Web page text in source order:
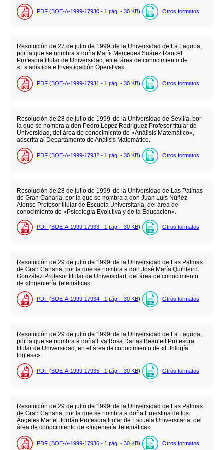
PDF (BOE-A-1999-17930 - 1 pág. - 30 KB) Otros formatos
Resolución de 27 de julio de 1999, de la Universidad de La Laguna,
por la que se nombra a doña María Mercedes Suárez Rancel
Profesora titular de Universidad, en el área de conocimiento de
«Estadísticia e Investigación Operativa».
PDF (BOE-A-1999-17931 - 1 pág. - 30 KB) Otros formatos
Resolución de 28 de julio de 1999, de la Universidad de Sevilla, por
la que se nombra a don Pedro López Rodríguez Profesor titular de
Universidad, del área de conocimiento de «Análisis Matemático»,
adscrita al Departamento de Análisis Matemático.
PDF (BOE-A-1999-17932 - 1 pág. - 30 KB) Otros formatos
Resolución de 28 de julio de 1999, de la Universidad de Las Palmas
de Gran Canaria, por la que se nombra a don Juan Luis Núñez
Alonso Profesor titular de Escuela Universitaria, del área de
conocimiento de «Psicología Evolutiva y de la Educación».
PDF (BOE-A-1999-17933 - 1 pág. - 30 KB) Otros formatos
Resolución de 29 de julio de 1999, de la Universidad de Las Palmas
de Gran Canaria, por la que se nombra a don José María Quinteiro
González Profesor titular de Universidad, del área de conocimiento
de «Ingeniería Telemática».
PDF (BOE-A-1999-17934 - 1 pág. - 30 KB) Otros formatos
Resolución de 29 de julio de 1999, de la Universidad de La Laguna,
por la que se nombra a doña Eva Rosa Darias Beautell Profesora
titular de Universidad, en el área de conocimiento de «Filología
Inglesa».
PDF (BOE-A-1999-17935 - 1 pág. - 30 KB) Otros formatos
Resolución de 29 de julio de 1999, de la Universidad de Las Palmas
de Gran Canaria, por la que se nombra a doña Ernestina de los
Ángeles Martel Jordán Profesora titular de Escuela Universitaria, del
área de conocimiento de «Ingeniería Telemática».
PDF (BOE-A-1999-17936 - 1 pág. - 30 KB) Otros formatos